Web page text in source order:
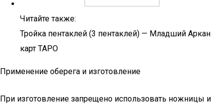
Читайте также:
Тройка пентаклей (3 пентаклей) — Младший Аркан
карт ТАРО
Применение оберега и изготовление
При изготовление запрещено использовать ножницы и